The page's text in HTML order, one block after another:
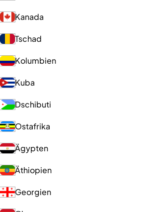
Kanada
Tschad
Kolumbien
Kuba
Dschibuti
Ostafrika
Ägypten
Äthiopien
Georgien